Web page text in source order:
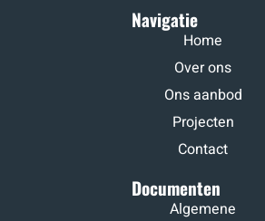
Navigatie
Home
Over ons
Ons aanbod
Projecten
Contact
Documenten
Algemene